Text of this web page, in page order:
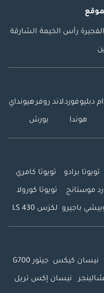
الفجيرة رأس الخيمة الشارقة
دبليوفوردلاند روفرهيونداي
هوندا بورش
تويوتا برادو تويوتا كامري
موستانج تويوتا كورولا
باجيرو لكزس LS 430
نيسان كيكس جيتور G700
نيسان إكس تريل